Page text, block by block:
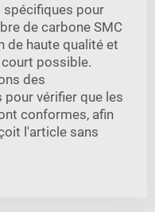
spécifiques pour
de carbone SMC
de haute qualité et
possible.
des
vérifier que les
conformes, afin
l'article sans